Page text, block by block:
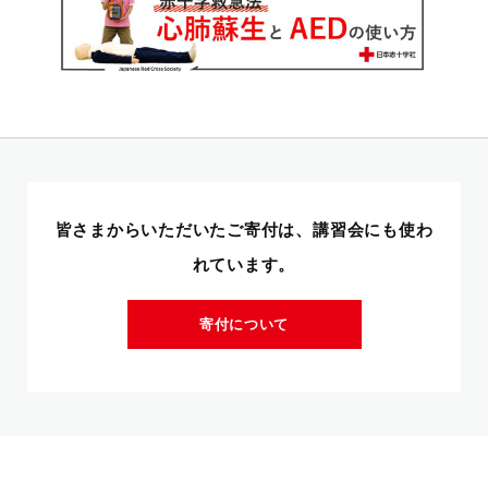
皆さまからいただいたご寄付は、講習会にも使わ
れています。
寄付について